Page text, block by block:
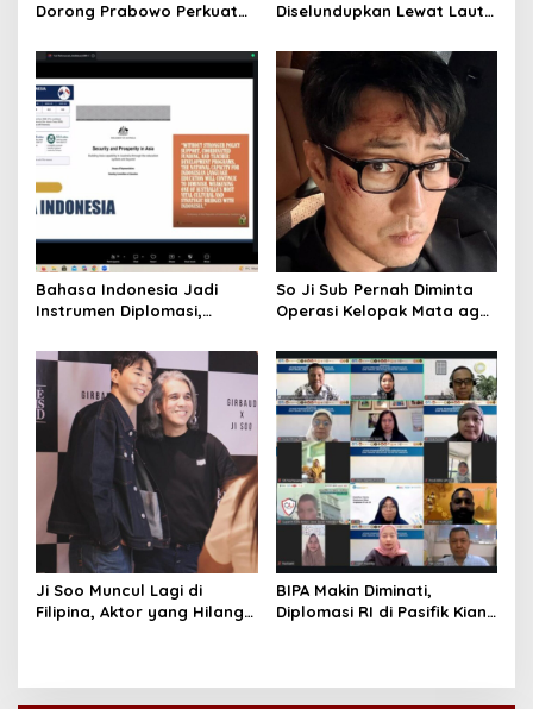
Dorong Prabowo Perkuat
Dampak Perang Iran-Israel
Diselundupkan Lewat Laut
Ditangkap
Bahasa Indonesia Jadi
Instrumen Diplomasi,
Budaya di Australia hingga
So Ji Sub Pernah Diminta
Operasi Kelopak Mata agar
Jadi Ikonnya
Ji Soo Muncul Lagi di
Filipina, Aktor yang Hilang
BIPA Makin Diminati,
Diplomasi RI di Pasifik Kian